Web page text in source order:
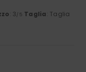
: 3/5 Taglia: Taglia